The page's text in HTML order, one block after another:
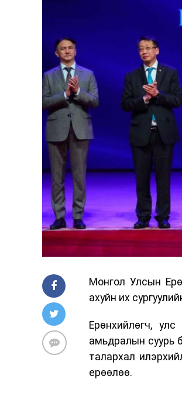
Монгол Улсын
ахуйн их
Ерөнхийлөгч,
амьдралын суурь
талархал
ерөөлөө.